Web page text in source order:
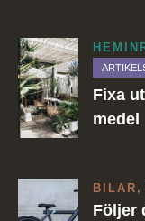
Fixa
medel
BILAR,
Följer